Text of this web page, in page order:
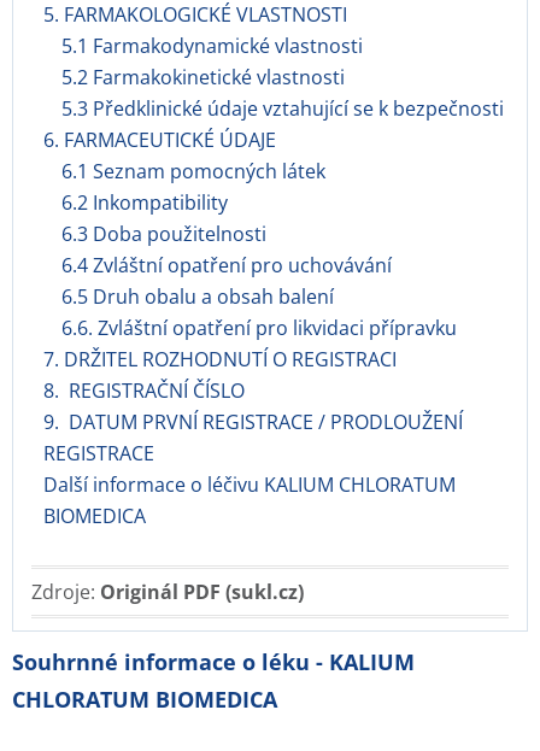
5. FARMAKOLOGICKÉ VLASTNOSTI
5.1 Farmakodynamické vlastnosti
5.2 Farmakokinetické vlastnosti
5.3 Předklinické údaje vztahující se k bezpečnosti
6. FARMACEUTICKÉ ÚDAJE
6.1 Seznam pomocných látek
6.2 Inkompatibility
6.3 Doba použitelnosti
6.4 Zvláštní opatření pro uchovávání
6.5 Druh obalu a obsah balení
6.6. Zvláštní opatření pro likvidaci přípravku
7. DRŽITEL ROZHODNUTÍ O REGISTRACI
8. REGISTRAČNÍ ČÍSLO
9. DATUM PRVNÍ REGISTRACE / PRODLOUŽENÍ
REGISTRACE
Další informace o léčivu KALIUM CHLORATUM
BIOMEDICA
Zdroje: Originál PDF (sukl.cz)
Souhrnné informace o léku - KALIUM
CHLORATUM BIOMEDICA